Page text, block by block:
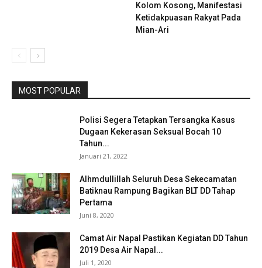
Kolom Kosong, Manifestasi
Ketidakpuasan Rakyat Pada
Mian-Ari
MOST POPULAR
Polisi Segera Tetapkan Tersangka Kasus
Dugaan Kekerasan Seksual Bocah 10
Tahun...
Januari 21, 2022
Alhmdullillah Seluruh Desa Sekecamatan
Batiknau Rampung Bagikan BLT DD Tahap
Pertama
Juni 8, 2020
Camat Air Napal Pastikan Kegiatan DD Tahun
2019 Desa Air Napal...
Juli 1, 2020